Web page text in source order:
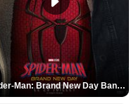
Spider-Man: Brand New Day Bande-annonce VO STFR